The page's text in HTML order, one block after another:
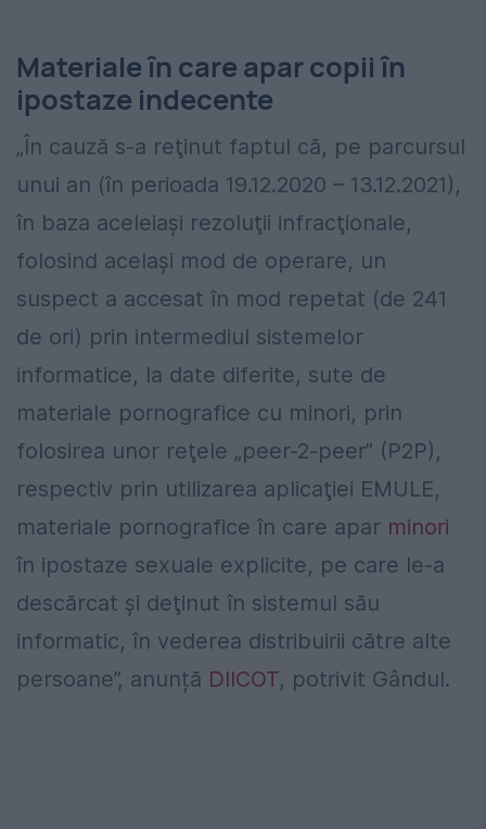
Materiale în care apar copii în
ipostaze indecente
„În cauză s-a reţinut faptul că, pe parcursul
unui an (în perioada 19.12.2020 – 13.12.2021),
în baza aceleiaşi rezoluţii infracţionale,
folosind acelaşi mod de operare, un
suspect a accesat în mod repetat (de 241
de ori) prin intermediul sistemelor
informatice, la date diferite, sute de
materiale pornografice cu minori, prin
folosirea unor reţele „peer-2-peer” (P2P),
respectiv prin utilizarea aplicaţiei EMULE,
materiale pornografice în care apar minori
în ipostaze sexuale explicite, pe care le-a
descărcat şi deţinut în sistemul său
informatic, în vederea distribuirii către alte
persoane”, anunță DIICOT, potrivit Gândul.